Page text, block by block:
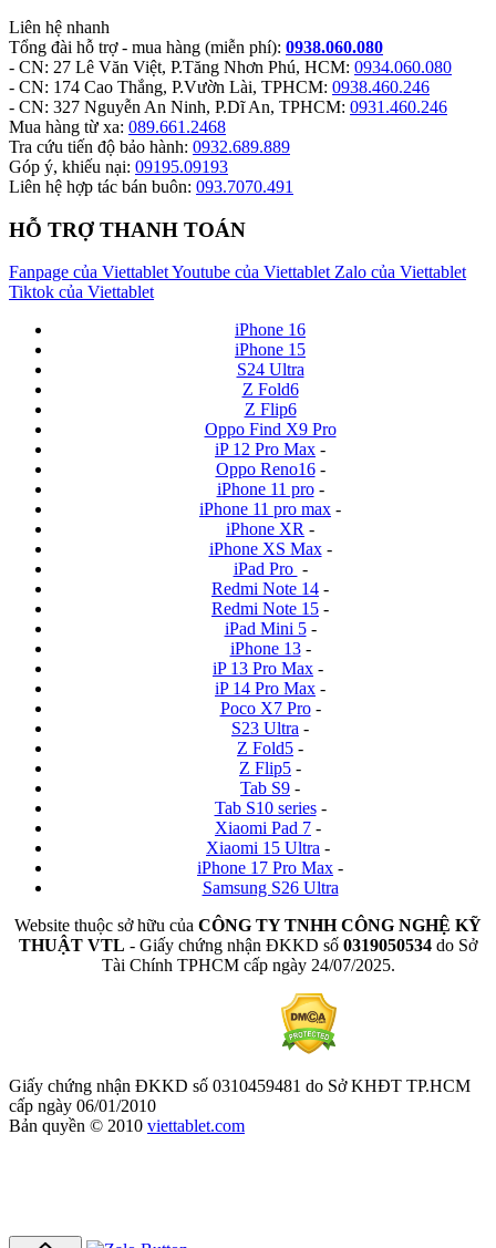
Liên hệ nhanh
Tổng đài hỗ trợ - mua hàng (miễn phí): 0938.060.080
- CN: 27 Lê Văn Việt, P.Tăng Nhơn Phú, HCM: 0934.060.080
- CN: 174 Cao Thắng, P.Vườn Lài, TPHCM: 0938.460.246
- CN: 327 Nguyễn An Ninh, P.Dĩ An, TPHCM: 0931.460.246
Mua hàng từ xa: 089.661.2468
Tra cứu tiến độ bảo hành: 0932.689.889
Góp ý, khiếu nại: 09195.09193
Liên hệ hợp tác bán buôn: 093.7070.491
HỖ TRỢ THANH TOÁN
Fanpage của ViettabletYoutube của Viettablet Zalo của Viettablet
Tiktok của Viettablet
iPhone 16
iPhone 15
S24 Ultra
Z Fold6
Z Flip6
Oppo Find X9 Pro
iP 12 Pro Max -
Oppo Reno16-
iPhone 11 pro-
iPhone 11 pro max -
iPhone XR -
iPhone XS Max-
iPad Pro -
Redmi Note 14 -
Redmi Note 15 -
iPad Mini 5-
iPhone 13-
iP 13 Pro Max -
iP 14 Pro Max -
Poco X7 Pro-
S23 Ultra -
Z Fold5 -
Z Flip5 -
Tab S9 -
Tab S10 series-
Xiaomi Pad 7 -
Xiaomi 15 Ultra -
iPhone 17 Pro Max -
Samsung S26 Ultra
Website thuộc sở hữu của CÔNG TY TNHH CÔNG NGHỆ KỸ
THUẬT VTL - Giấy chứng nhận ĐKKD số 0319050534 do Sở
Tài Chính TPHCM cấp ngày 24/07/2025.
Giấy chứng nhận ĐKKD số 0310459481 do Sở KHĐT TP.HCM
cấp ngày 06/01/2010
Bản quyền © 2010 viettablet.com